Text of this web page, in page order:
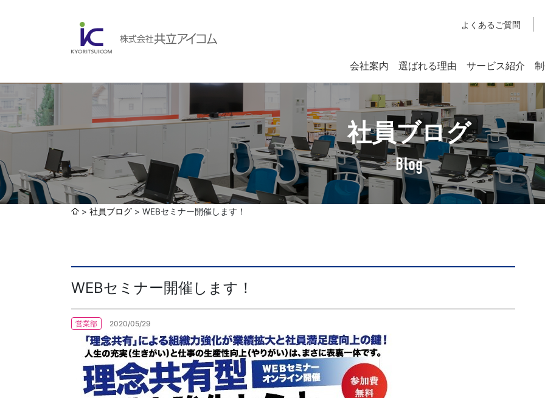
よくあるご質問
会社案内
会社案内
会社概要 社長挨拶 企業理念
認証取得 アクセスマップ
各種方針 POLICY
選ばれる理由 サービス紹介
Web制作・ホームページ制作
WEB
ホームページ制作・運営
ランディングページ制作
Web分析・改善・コンサルティング
インターネット広告代行
システム開発
SYSTEM DEVELOPMENT
Webシステム開発
企画・販売促進
PLANNING
トータルプロモーション
ブランディング戦略
発送代行・全国流通
SHIPPING / DISTRIBUTION
在庫管理システム(azkaru)
社員ブログ
Blog
社員ブログ WEBセミナー開催します！
WEBセミナー開催します！
営業部 2020/05/29